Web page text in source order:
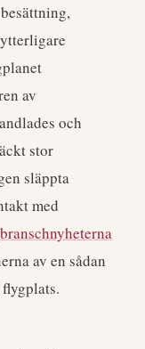
av
och
stor
släppta
med
av en sådan